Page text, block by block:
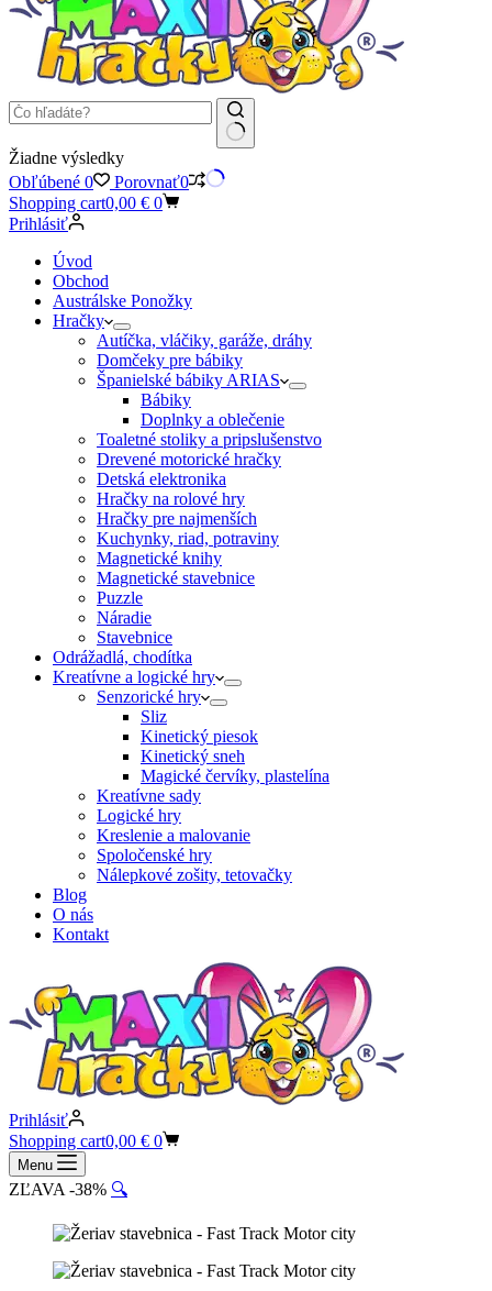
Žiadne výsledky
Obľúbené 0 Porovnať0
Shopping cart0,00 € 0
Prihlásiť
Úvod
Obchod
Austrálske Ponožky
Hračky
Autíčka, vláčiky, garáže, dráhy
Domčeky pre bábiky
Španielské bábiky ARIAS
Bábiky
Doplnky a oblečenie
Toaletné stoliky a pripslušenstvo
Drevené motorické hračky
Detská elektronika
Hračky na rolové hry
Hračky pre najmenších
Kuchynky, riad, potraviny
Magnetické knihy
Magnetické stavebnice
Puzzle
Náradie
Stavebnice
Odrážadlá, chodítka
Kreatívne a logické hry
Senzorické hry
Sliz
Kinetický piesok
Kinetický sneh
Magické červíky, plastelína
Kreatívne sady
Logické hry
Kreslenie a malovanie
Spoločenské hry
Nálepkové zošity, tetovačky
Blog
O nás
Kontakt
Prihlásiť
Shopping cart0,00 € 0
Menu
ZĽAVA -38% 🔍